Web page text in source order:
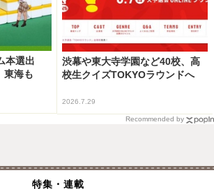
本選出
東海も
渋幕や東大寺学園など40校、高
校生クイズTOKYOラウンドへ
2026.7.29
Recommended by
特集・連載